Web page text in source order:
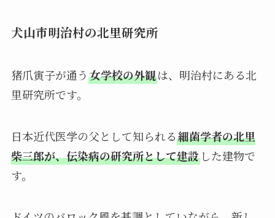
犬山市明治村の北里研究所
猪爪寅子が通う 女学校の外観は、明治村にある北
里研究所です。
日本近代医学の父として知られる細菌学者の北里
柴三郎が、伝染病の研究所として建設した建物で
す。